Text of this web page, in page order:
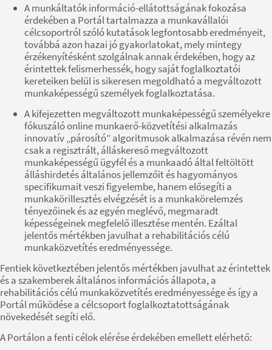
A munkáltatók információ-ellátottságának fokozása
érdekében a Portál tartalmazza a munkavállalói
célcsoportról szóló kutatások legfontosabb eredményeit,
továbbá azon hazai jó gyakorlatokat, mely mintegy
érzékenyítésként szolgálnak annak érdekében, hogy az
érintettek felismerhessék, hogy saját foglalkoztatói
kereteiken belül is sikeresen megoldható a megváltozott
munkaképességű személyek foglalkoztatása.
A kifejezetten megváltozott munkaképességű személyekre
fókuszáló online munkaerő-közvetítési alkalmazás
innovatív „párosító” algoritmusok alkalmazása révén nem
csak a regisztrált, álláskereső megváltozott
munkaképességű ügyfél és a munkaadó által feltöltött
álláshirdetés általános jellemzőit és hagyományos
specifikumait veszi figyelembe, hanem elősegíti a
munkakörillesztés elvégzését is a munkakörelemzés
tényezőinek és az egyén meglévő, megmaradt
képességeinek megfelelő illesztése mentén. Ezáltal
jelentős mértékben javulhat a rehabilitációs célú
munkaközvetítés eredményessége.
Fentiek következtében jelentős mértékben javulhat az érintettek
és a szakemberek általános információs állapota, a
rehabilitációs célú munkaközvetítés eredményessége és így a
Portál működése a célcsoport foglalkoztatottságának
növekedését segíti elő.
A Portálon a fenti célok elérése érdekében emellett elérhető: